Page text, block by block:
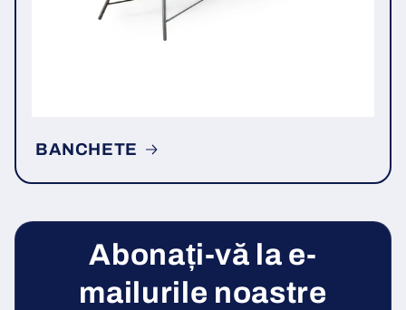
BANCHETE
Abonați-vă la e-
mailurile noastre